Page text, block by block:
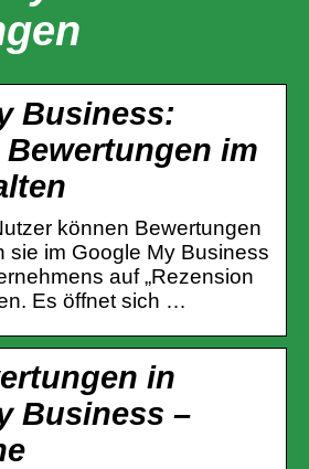
Business:
im
können Bewertungen
sie im Google My Business
auf „Rezension
Es öffnet sich …
in
Business –